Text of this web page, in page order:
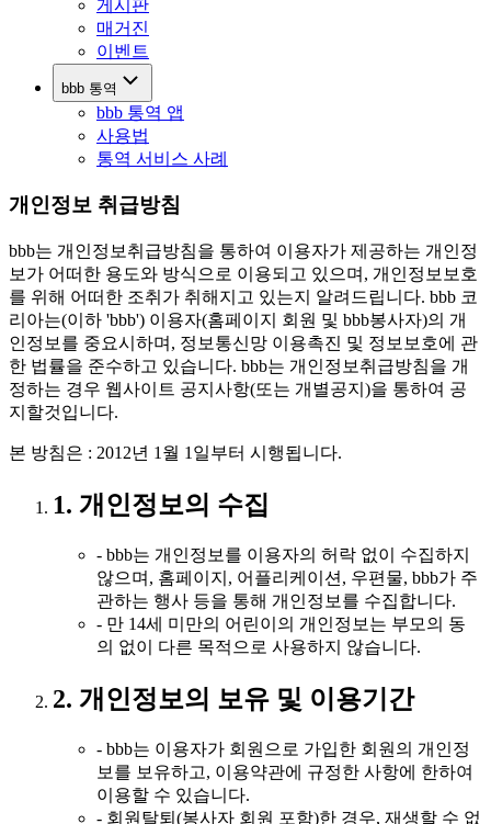
게시판
매거진
이벤트
bbb 통역
bbb 통역 앱
사용법
통역 서비스 사례
개인정보 취급방침
bbb는 개인정보취급방침을 통하여 이용자가 제공하는 개인정
보가 어떠한 용도와 방식으로 이용되고 있으며, 개인정보보호
를 위해 어떠한 조취가 취해지고 있는지 알려드립니다. bbb 코
리아는(이하 'bbb') 이용자(홈페이지 회원 및 bbb봉사자)의 개
인정보를 중요시하며, 정보통신망 이용촉진 및 정보보호에 관
한 법률을 준수하고 있습니다. bbb는 개인정보취급방침을 개
정하는 경우 웹사이트 공지사항(또는 개별공지)을 통하여 공
지할것입니다.
본 방침은 : 2012년 1월 1일부터 시행됩니다.
1. 개인정보의 수집
- bbb는 개인정보를 이용자의 허락 없이 수집하지
않으며, 홈페이지, 어플리케이션, 우편물, bbb가 주
관하는 행사 등을 통해 개인정보를 수집합니다.
- 만 14세 미만의 어린이의 개인정보는 부모의 동
의 없이 다른 목적으로 사용하지 않습니다.
2. 개인정보의 보유 및 이용기간
- bbb는 이용자가 회원으로 가입한 회원의 개인정
보를 보유하고, 이용약관에 규정한 사항에 한하여
이용할 수 있습니다.
- 회원탈퇴(봉사자 회원 포함)한 경우, 재생할 수 없